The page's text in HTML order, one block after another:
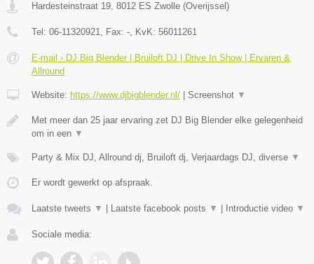
Hardesteinstraat 19, 8012 ES Zwolle (Overijssel )
Tel: 06-11320921, Fax: -, KvK: ​56011261
E-mail › DJ Big Blender | Bruiloft DJ | Drive In Show | Ervaren &
Allround
Website: https://www.djbigblender.nl/ Screenshot ▼
Met meer dan 25 jaar ervaring zet DJ Big Blender elke gelegenheid
om in een ▼
Party & Mix DJ, Allround dj, Bruiloft dj, Verjaardags DJ, diverse ▼
Er wordt gewerkt op afspraak.
Laatste tweets ▼ Laatste facebook posts ▼ Introductie video ▼
Sociale media: